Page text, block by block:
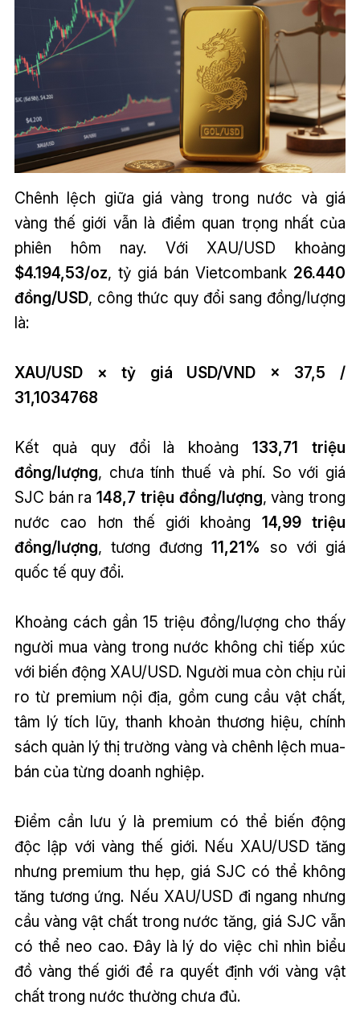
Chênh lệch giữa giá vàng trong nước và giá
vàng thế giới vẫn là điểm quan trọng nhất của
phiên hôm nay. Với XAU/USD khoảng
$4.194,53/oz, tỷ giá bán Vietcombank 26.440
đồng/USD, công thức quy đổi sang đồng/lượng
là:
XAU/USD × tỷ giá USD/VND × 37,5 /
31,1034768
Kết quả quy đổi là khoảng133,71 triệu
đồng/lượng, chưa tính thuế và phí. So với giá
SJC bán ra148,7 triệu đồng/lượng, vàng trong
nước cao hơn thế giới khoảng 14,99 triệu
đồng/lượng, tương đương11,21% so với giá
quốc tế quy đổi.
Khoảng cách gần 15 triệu đồng/lượng cho thấy
người mua vàng trong nước không chỉ tiếp xúc
với biến động XAU/USD. Người mua còn chịu rủi
ro từ premium nội địa, gồm cung cầu vật chất,
tâm lý tích lũy, thanh khoản thương hiệu, chính
sách quản lý thị trường vàng và chênh lệch mua-
bán của từng doanh nghiệp.
Điểm cần lưu ý là premium có thể biến động
độc lập với vàng thế giới. Nếu XAU/USD tăng
nhưng premium thu hẹp, giá SJC có thể không
tăng tương ứng. Nếu XAU/USD đi ngang nhưng
cầu vàng vật chất trong nước tăng, giá SJC vẫn
có thể neo cao. Đây là lý do việc chỉ nhìn biểu
đồ vàng thế giới để ra quyết định với vàng vật
chất trong nước thường chưa đủ.